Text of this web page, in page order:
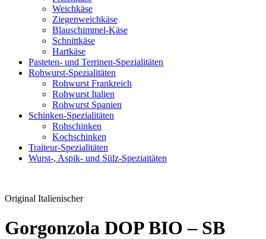
Weichkäse
Ziegenweichkäse
Blauschimmel-Käse
Schnittkäse
Hartkäse
Pasteten- und Terrinen-Spezialitäten
Rohwurst-Spezialitäten
Rohwurst Frankreich
Rohwurst Italien
Rohwurst Spanien
Schinken-Spezialitäten
Rohschinken
Kochschinken
Traiteur-Spezialitäten
Wurst-, Aspik- und Sülz-Speziaitäten
Original Italienischer
Gorgonzola DOP BIO – SB